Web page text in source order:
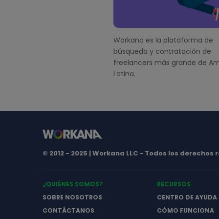
Workana es la plataforma de
búsqueda y contratación de
freelancers más grande de
Latina.
© 2012 - 2025 | Workana LLC - Todos los derechos
¿QUIÉNES SOMOS?
SOBRE NOSOTROS
CONTÁCTANOS
RECURSOS
CENTRO DE AYUDA
CÓMO FUNCIONA